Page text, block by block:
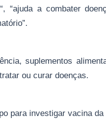
“ajuda a combater
suplementos
ou curar doenças.
para investigar vacina da